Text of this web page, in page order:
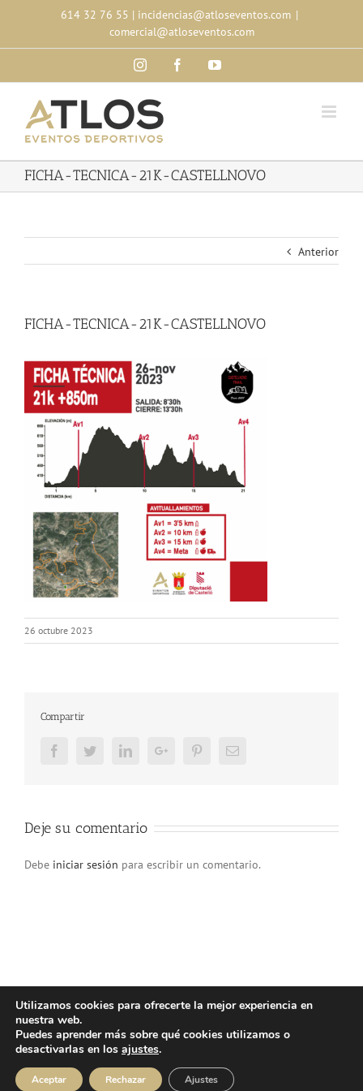
content
614 32 76 55 | incidencias@atloseventos.com |
comercial@atloseventos.com
InstagramFacebookYouTube
FICHA-TECNICA-21K-CASTELLNOVO
Anterior
FICHA-TECNICA-21K-CASTELLNOVO
26 octubre 2023
Compartir
FacebookTwitterLinkedInGoogle+ PinterestEmail
Deje su comentario
Debe iniciar sesión para escribir un comentario.
© Copyright 2025 | Atlos Eventos Deportivos -
Privacidad·Política Cookies
Instagram
FacebookYouTube
Utilizamos cookies para ofrecerte la mejor experiencia en
nuestra web.
Puedes aprender más sobre qué cookies utilizamos o
desactivarlas en los ajustes.
Aceptar Rechazar Ajustes